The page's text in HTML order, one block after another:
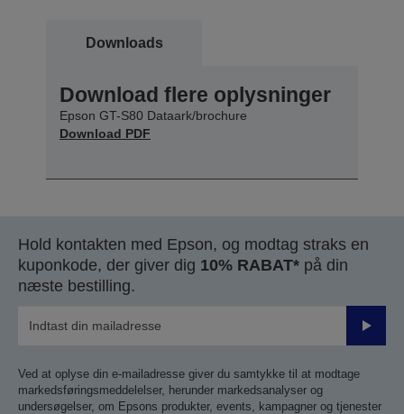
Downloads
Download flere oplysninger
Epson GT-S80 Dataark/brochure
Download PDF
Hold kontakten med Epson, og modtag straks en
kuponkode, der giver dig 10% RABAT* på din
næste bestilling.
Send
Ved at oplyse din e-mailadresse giver du samtykke til at modtage
markedsføringsmeddelelser, herunder markedsanalyser og
undersøgelser, om Epsons produkter, events, kampagner og tjenester